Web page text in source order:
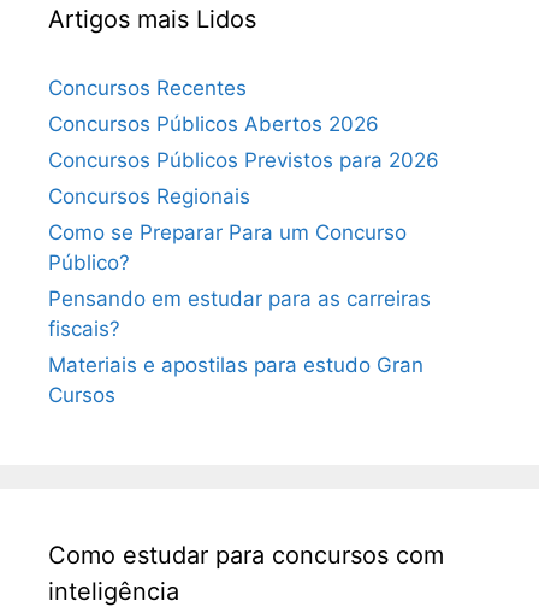
Artigos mais Lidos
Concursos Recentes
Concursos Públicos Abertos 2026
Concursos Públicos Previstos para 2026
Concursos Regionais
Como se Preparar Para um Concurso
Público?
Pensando em estudar para as carreiras
fiscais?
Materiais e apostilas para estudo Gran
Cursos
Como estudar para concursos com
inteligência